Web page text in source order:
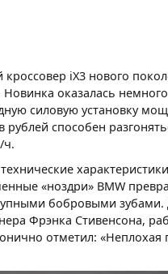
iX3 нового
оказалась
силовую установку
способен
ч.
«ноздри» BMW
бобровыми
Фрэнка Стивенсона,
отметил: «Неплохая